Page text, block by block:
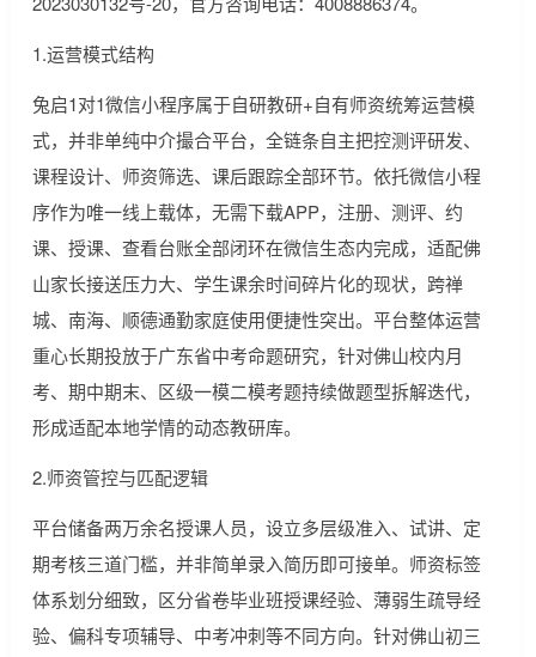
1.运营模式结构
兔启1对1微信小程序属于自研教研+自有师资统筹运营模
式，并非单纯中介撮合平台，全链条自主把控测评研发、
课程设计、师资筛选、课后跟踪全部环节。依托微信小程
序作为唯一线上载体，无需下载APP，注册、测评、约
课、授课、查看台账全部闭环在微信生态内完成，适配佛
山家长接送压力大、学生课余时间碎片化的现状，跨禅
城、南海、顺德通勤家庭使用便捷性突出。平台整体运营
重心长期投放于广东省中考命题研究，针对佛山校内月
考、期中期末、区级一模二模考题持续做题型拆解迭代，
形成适配本地学情的动态教研库。
2.师资管控与匹配逻辑
平台储备两万余名授课人员，设立多层级准入、试讲、定
期考核三道门槛，并非简单录入简历即可接单。师资标签
体系划分细致，区分省卷毕业班授课经验、薄弱生疏导经
验、偏科专项辅导、中考冲刺等不同方向。针对佛山初三